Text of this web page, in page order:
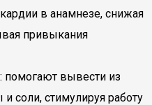
в анамнезе, снижая
привыкания
помогают вывести из
соли, стимулируя работу